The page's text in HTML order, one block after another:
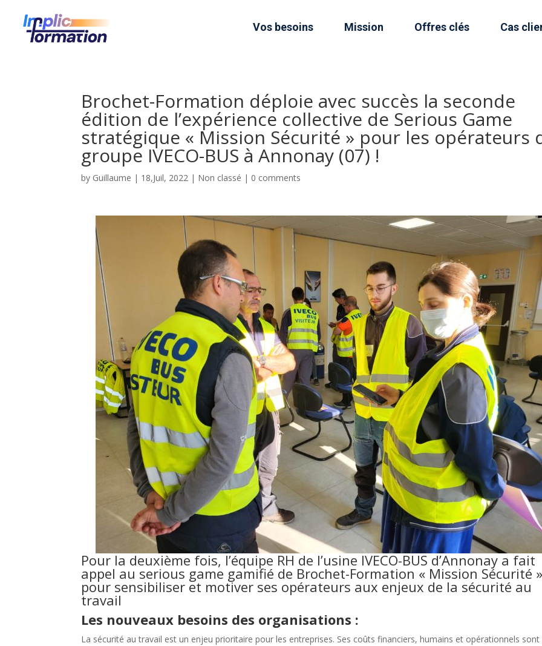
Vos besoins Mission Offres clés Cas
Brochet-Formation déploie avec succès la seconde
édition de l’expérience collective de Serious Game
stratégique « Mission Sécurité » pour les opérateurs
groupe IVECO-BUS à Annonay (07) !
by Guillaume | 18,Juil, 2022 | Non classé | 0 comments
Pour la deuxième fois, l’équipe RH de l’usine IVECO-BUS d’Annonay a fait
appel au serious game gamifié de Brochet-Formation « Mission Sécurité
pour sensibiliser et motiver ses opérateurs aux enjeux de la sécurité au
travail
Les nouveaux besoins des organisations :
La sécurité au travail est un enjeu prioritaire pour les entreprises. Ses coûts financiers, humains et opérationnels